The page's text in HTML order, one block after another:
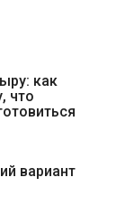
как
что
вариант